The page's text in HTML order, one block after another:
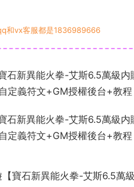
和vx客服都是1836989666
石新異能火拳-艾斯6.5萬級
定義符文+GM授權後台+教程
石新異能火拳-艾斯6.5萬級
定義符文+GM授權後台+教程